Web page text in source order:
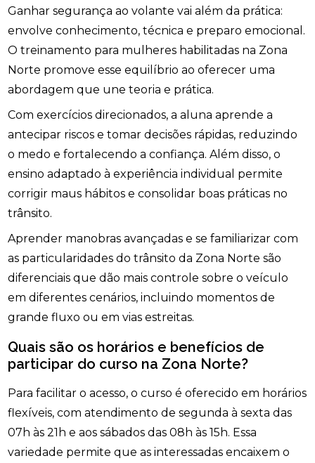
Ganhar segurança ao volante vai além da prática:
envolve conhecimento, técnica e preparo emocional.
O treinamento para mulheres habilitadas na Zona
Norte promove esse equilíbrio ao oferecer uma
abordagem que une teoria e prática.
Com exercícios direcionados, a aluna aprende a
antecipar riscos e tomar decisões rápidas, reduzindo
o medo e fortalecendo a confiança. Além disso, o
ensino adaptado à experiência individual permite
corrigir maus hábitos e consolidar boas práticas no
trânsito.
Aprender manobras avançadas e se familiarizar com
as particularidades do trânsito da Zona Norte são
diferenciais que dão mais controle sobre o veículo
em diferentes cenários, incluindo momentos de
grande fluxo ou em vias estreitas.
Quais são os horários e benefícios de
participar do curso na Zona Norte?
Para facilitar o acesso, o curso é oferecido em horários
flexíveis, com atendimento de segunda à sexta das
07h às 21h e aos sábados das 08h às 15h. Essa
variedade permite que as interessadas encaixem o